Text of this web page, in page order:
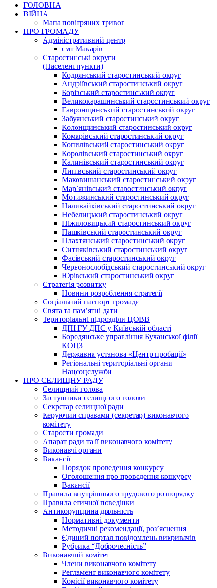
ГОЛОВНА
ВІЙНА
Мапа повітряних тривог
ПРО ГРОМАДУ
Aдміністративний центр
смт Макарів
Старостинські округи
(Населені пункти)
Кодрянський старостинський округ
Андріївський старостинський округ
Борівський старостинський округ
Великокарашинський старостинський округ
Гавронщинський старостинський округ
Забуянський старостинський округ
Колонщинський старостинський округ
Комарівський старостинський округ
Копилівський старостинський округ
Королівський старостинський округ
Калинівський старостинський округ
Липівський старостинський округ
Маковищанський старостинський округ
Мар’янівський старостинський округ
Мотижинський старостинський округ
Наливайківський старостинський округ
Небелицький старостинський округ
Ніжиловицький старостинський округ
Пашківський старостинський округ
Плахтянський старостинський округ
Ситняківський старостинський округ
Фасівський старостинський округ
Червонослобідський старостинський округ
Юрівський старостинський округ
Стратегія розвитку
Новини розроблення стратегії
Соціальний паспорт громади
Свята та пам’ятні дати
Територіальні підрозділи ЦОВВ
ДПІ ГУ ДПС у Київській області
Бородянське управління Бучанської філії
КОЦЗ
Державна установа «Центр пробації»
Регіональні територіальні органи
Нацсоцслужби
ПРО СЕЛИЩНУ РАДУ
Селищний голова
Заступники селищного голови
Секретар селищної ради
Керуючий справами (секретар) виконавчого
комітету
Старости громади
Апарат ради та її виконавчого комітету
Виконавчі органи
Вакансії
Порядок проведення конкурсу
Оголошення про проведення конкурсу
Вакансії
Правила внутрішнього трудового розпорядку
Правила етичної поведінки
Антикорупційна діяльність
Нормативні документи
Методичні рекомендації, роз’яснення
Єдиний портал повідомлень викривачів
Рубрика “Доброчесність”
Виконавчий комітет
Члени виконавчого комітету
Регламент виконавчого комітету
Комісії виконавчого комітету